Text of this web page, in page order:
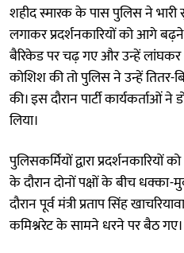
शहीद स्मारक के पास पुलिस ने
लगाकर प्रदर्शनकारियों को आगे
बैरिकेड पर चढ़ गए और उन्हें
कोशिश की तो पुलिस ने उन्हें तितर-
की। इस दौरान पार्टी कार्यकर्ताओं
लिया।
पुलिसकर्मियों द्वारा
के दौरान दोनों पक्षों के बीच धक्का-
दौरान पूर्व मंत्री प्रताप सिंह
कमिश्नरेट के सामने धरने पर बैठ गए।